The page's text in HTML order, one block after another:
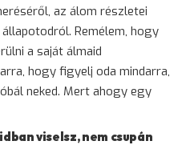
az álom részletei
Remélem, hogy
a saját álmaid
hogy figyelj oda mindarra,
neked. Mert ahogy egy
viselsz, nem csupán